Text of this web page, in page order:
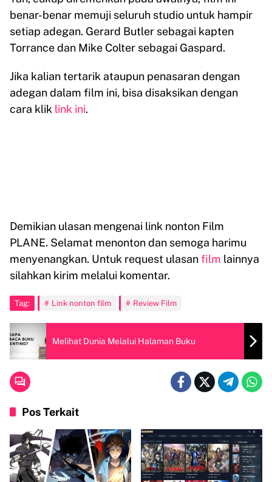
benar-benar memuji seluruh studio untuk hampir
setiap adegan. Gerard Butler sebagai kapten
Torrance dan Mike Colter sebagai Gaspard.
Jika kalian tertarik ataupun penasaran dengan
adegan dalam film ini, bisa disaksikan dengan
cara klik link ini.
Demikian ulasan mengenai link nonton Film
PLANE. Selamat menonton dan semoga harimu
menyenangkan. Untuk request ulasanfilm lainnya
silahkan kirim melalui komentar.
Tag: Link nonton film Review Film
Melihat Dunia Melalui Halaman Buku
Pos Terkait